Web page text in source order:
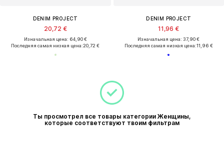
DENIM PROJECT
20,72 €
Изначальная цена: 64,90 €
Последняя самая низкая цена:20,72 €
DENIM PROJECT
11,96 €
Изначальная цена: 37,90 €
Последняя самая низкая цена:11,96 €
Ты просмотрел все товары категории Женщины,
которые соответствуют твоим фильтрам